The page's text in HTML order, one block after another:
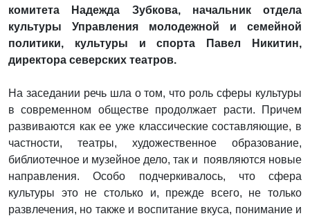
комитета Надежда Зубкова, начальник отдела
культуры Управления молодежной и семейной
политики, культуры и спорта Павел Никитин,
директора северских театров.
На заседании речь шла о том, что роль сферы культуры
в современном обществе продолжает расти. Причем
развиваются как ее уже классические составляющие, в
частности, театры, художественное образование,
библиотечное и музейное дело, так и появляются новые
направления. Особо подчеркивалось, что сфера
культуры это не столько и, прежде всего, не только
развлечения, но также и воспитание вкуса, понимание и